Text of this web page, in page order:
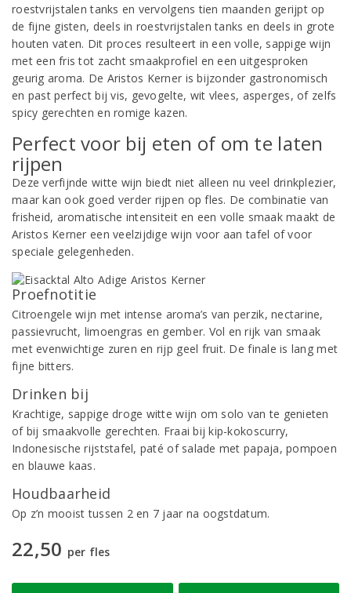
roestvrijstalen tanks en vervolgens tien maanden gerijpt op
de fijne gisten, deels in roestvrijstalen tanks en deels in grote
houten vaten. Dit proces resulteert in een volle, sappige wijn
met een fris tot zacht smaakprofiel en een uitgesproken
geurig aroma. De Aristos Kerner is bijzonder gastronomisch
en past perfect bij vis, gevogelte, wit vlees, asperges, of zelfs
spicy gerechten en romige kazen.
Perfect voor bij eten of om te laten
rijpen
Deze verfijnde witte wijn biedt niet alleen nu veel drinkplezier,
maar kan ook goed verder rijpen op fles. De combinatie van
frisheid, aromatische intensiteit en een volle smaak maakt de
Aristos Kerner een veelzijdige wijn voor aan tafel of voor
speciale gelegenheden.
Proefnotitie
Citroengele wijn met intense aroma’s van perzik, nectarine,
passievrucht, limoengras en gember. Vol en rijk van smaak
met evenwichtige zuren en rijp geel fruit. De finale is lang met
fijne bitters.
Drinken bij
Krachtige, sappige droge witte wijn om solo van te genieten
of bij smaakvolle gerechten. Fraai bij kip-kokoscurry,
Indonesische rijststafel, paté of salade met papaja, pompoen
en blauwe kaas.
Houdbaarheid
Op z’n mooist tussen 2 en 7 jaar na oogstdatum.
22,50 per fles